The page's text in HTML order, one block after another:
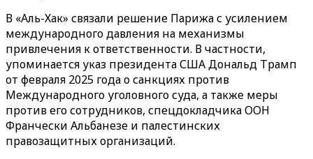
В «Аль-Хак» связали решение Парижа с усилением
международного давления на механизмы
привлечения к ответственности. В частности,
упоминается указ президента СШАДональд Трамп
от февраля 2025 года о санкциях против
Международного уголовного суда, а также меры
против его сотрудников, спецдокладчика ООН
Франчески Альбанезе и палестинских
правозащитных организаций.